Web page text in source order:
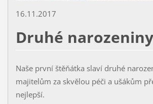
16.11.2017
Druhé narozeniny
Naše první štěňátka slaví druhé
majitelům za skvělou péči a ušákům
nejlepší.